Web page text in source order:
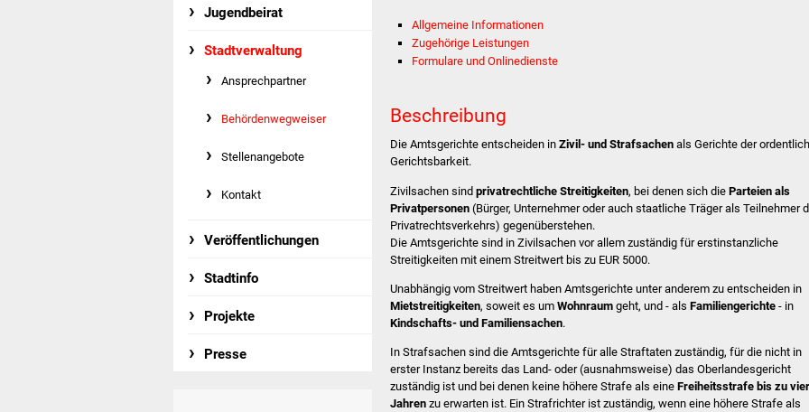
Jugendbeirat
Stadtverwaltung
Ansprechpartner
Behördenwegweiser
Stellenangebote
Kontakt
Veröffentlichungen
Stadtinfo
Projekte
Presse
Allgemeine Informationen
Zugehörige Leistungen
Formulare und Onlinedienste
Beschreibung
Die Amtsgerichte entscheiden in Zivil- und Strafsachen als Gerichte der
Gerichtsbarkeit.
Zivilsachen sind privatrechtliche Streitigkeiten, bei denen sich die Parteien als
Privatpersonen (Bürger, Unternehmer oder auch staatliche Träger als Teilnehmer
Privatrechtsverkehrs) gegenüberstehen.
Die Amtsgerichte sind in Zivilsachen vor allem zuständig für erstinstanzliche
Streitigkeiten mit einem Streitwert bis zu EUR 5000.
Unabhängig vom Streitwert haben Amtsgerichte unter anderem zu entscheiden in
Mietstreitigkeiten, soweit es um Wohnraum geht, und - als Familiengerichte - in
Kindschafts- und Familiensachen.
In Strafsachen sind die Amtsgerichte für alle Straftaten zuständig, für die nicht in
erster Instanz bereits das Land- oder (ausnahmsweise) das Oberlandesgericht
zuständig ist und bei denen keine höhere Strafe als eine Freiheitsstrafe bis zu vier
Jahren zu erwarten ist. Ein Strafrichter ist zuständig, wenn eine höhere Strafe als